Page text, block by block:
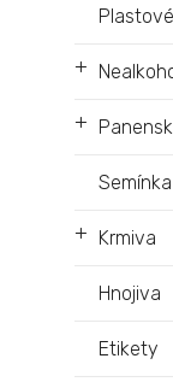
+
+
Semínka
+ Krmiva
Hnojiva
Etikety